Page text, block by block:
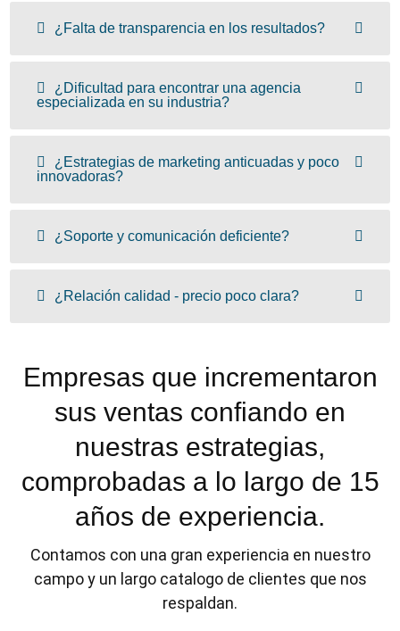
¿Falta de transparencia en los resultados?
¿Dificultad para encontrar una agencia
especializada en su industria?
¿Estrategias de marketing anticuadas y poco
innovadoras?
¿Soporte y comunicación deficiente?
¿Relación calidad - precio poco clara?
Empresas que incrementaron
sus ventas confiando en
nuestras estrategias,
comprobadas a lo largo de 15
años de experiencia.
Contamos con una gran experiencia en nuestro
campo y un largo catalogo de clientes que nos
respaldan.